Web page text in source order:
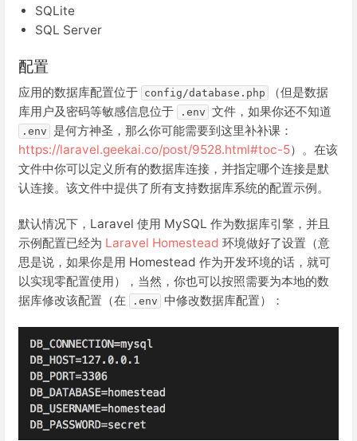
SQLite
SQL Server
配置
应用的数据库配置位于 config/database.php
（但是数据
库用户及密码等敏感信息位于
.env 文件，如果你还不知道
.env
是何方神圣，那么你可能需要到这里补补课：
https://laravel.geekai.co/post/9528.html#toc-5）。在该
文件中你可以定义所有的数据库连接，并指定哪个连接是默
认连接。该文件中提供了所有支持数据库系统的配置示例。
默认情况下，Laravel 使用 MySQL 作为数据库引擎，并且
示例配置已经为 Laravel Homestead 环境做好了设置（意
思是说，如果你是用 Homestead 作为开发环境的话，就可
以实现零配置使用），当然，你也可以按照需要为本地的数
据库修改该配置（在
.env 中修改数据库配置）：